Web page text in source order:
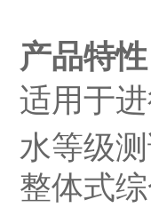
产品特性
适用于
水等级
整体式